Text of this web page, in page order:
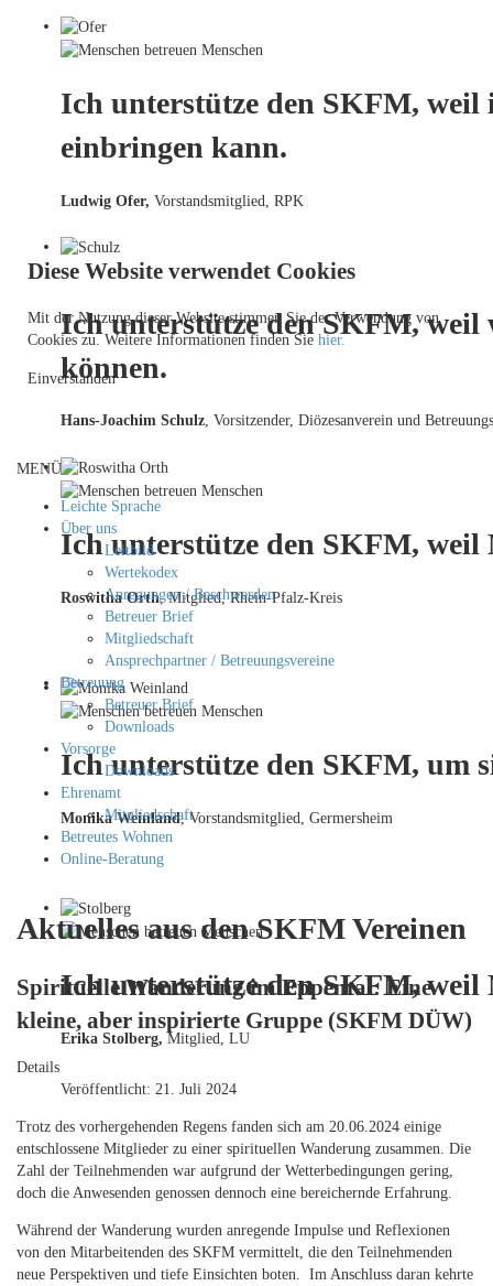
Ich unterstütze den SKFM,
einbringen kann.
Ludwig Ofer, Vorstandsmitglied, RPK
Ich unterstütze den SKFM, weil
können.
Hans-Joachim Schulz, Vorsitzender, Diözesanverein und
Ich unterstütze den SKFM, weil
Roswitha Orth, Mitglied, Rhein-Pfalz-Kreis
Ich unterstütze den SKFM, um
Monika Weinland, Vorstandsmitglied, Germersheim
Ich unterstütze den SKFM,
Erika Stolberg, Mitglied, LU
Diese Website verwendet Cookies
Mit der Nutzung dieser Website stimmen Sie der Verwendung von
Cookies zu. Weitere Informationen finden Sie hier.
Einverstanden
MENÜ
Leichte Sprache
Über uns
Leitbild
Wertekodex
Anregungen / Beschwerden
Betreuer Brief
Mitgliedschaft
Ansprechpartner / Betreuungsvereine
Betreuung
Betreuer Brief
Downloads
Vorsorge
Downloads
Ehrenamt
Mitgliedschaft
Betreutes Wohnen
Online-Beratung
Aktuelles aus den SKFM Vereinen
Spirituelle Wanderung im Eppental: Eine
kleine, aber inspirierte Gruppe (SKFM DÜW)
Details
Veröffentlicht: 21. Juli 2024
Trotz des vorhergehenden Regens fanden sich am 20.06.2024 einige
entschlossene Mitglieder zu einer spirituellen Wanderung zusammen. Die
Zahl der Teilnehmenden war aufgrund der Wetterbedingungen gering,
doch die Anwesenden genossen dennoch eine bereichernde Erfahrung.
Während der Wanderung wurden anregende Impulse und Reflexionen
von den Mitarbeitenden des SKFM vermittelt, die den Teilnehmenden
neue Perspektiven und tiefe Einsichten boten. Im Anschluss daran kehrte